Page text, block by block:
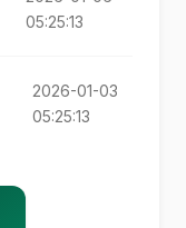
05:25:13
2026-01-03
05:25:13